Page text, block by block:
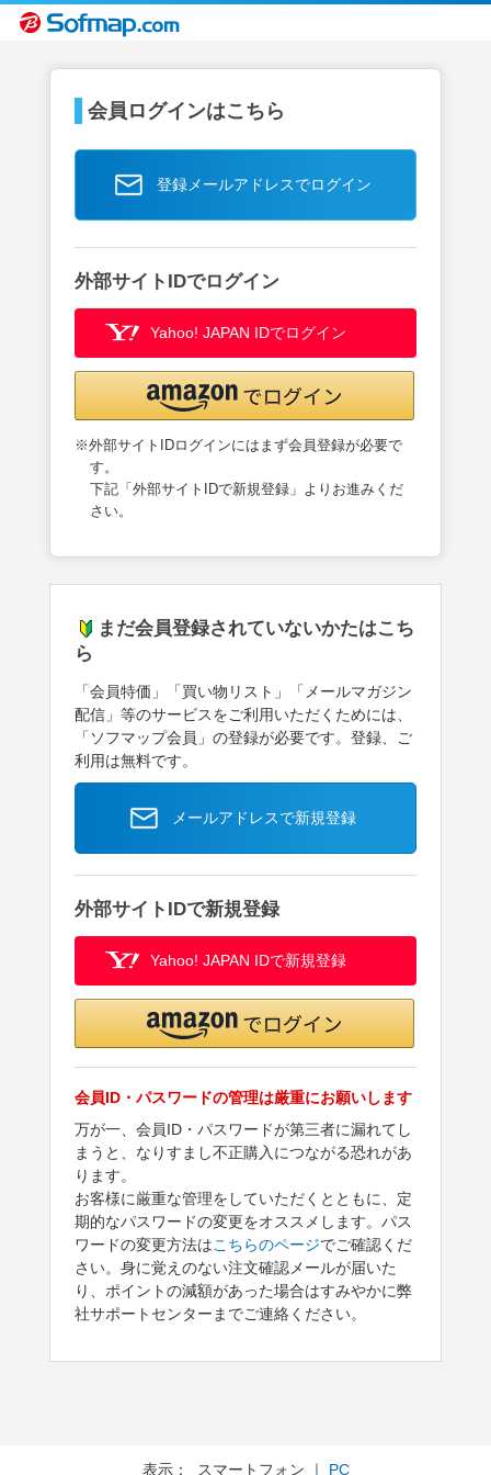
会員ログインはこちら
登録メールアドレスでログイン
外部サイトIDでログイン
Yahoo! JAPAN IDでログイン
※外部サイトIDログインにはまず会員登録が必要で
す。
下記「外部サイトIDで新規登録」よりお進みくだ
さい。
まだ会員登録されていないかたはこち
ら
「会員特価」「買い物リスト」「メールマガジン
配信」等のサービスをご利用いただくためには、
「ソフマップ会員」の登録が必要です。登録、ご
利用は無料です。
メールアドレスで新規登録
外部サイトIDで新規登録
Yahoo! JAPAN IDで新規登録
会員ID・パスワードの管理は厳重にお願いします
万が一、会員ID・パスワードが第三者に漏れてし
まうと、なりすまし不正購入につながる恐れがあ
ります。
お客様に厳重な管理をしていただくとともに、定
期的なパスワードの変更をオススメします。パス
ワードの変更方法はこちらのページでご確認くだ
さい。身に覚えのない注文確認メールが届いた
り、ポイントの減額があった場合はすみやかに弊
社サポートセンターまでご連絡ください。
表示： スマートフォン ｜ PC